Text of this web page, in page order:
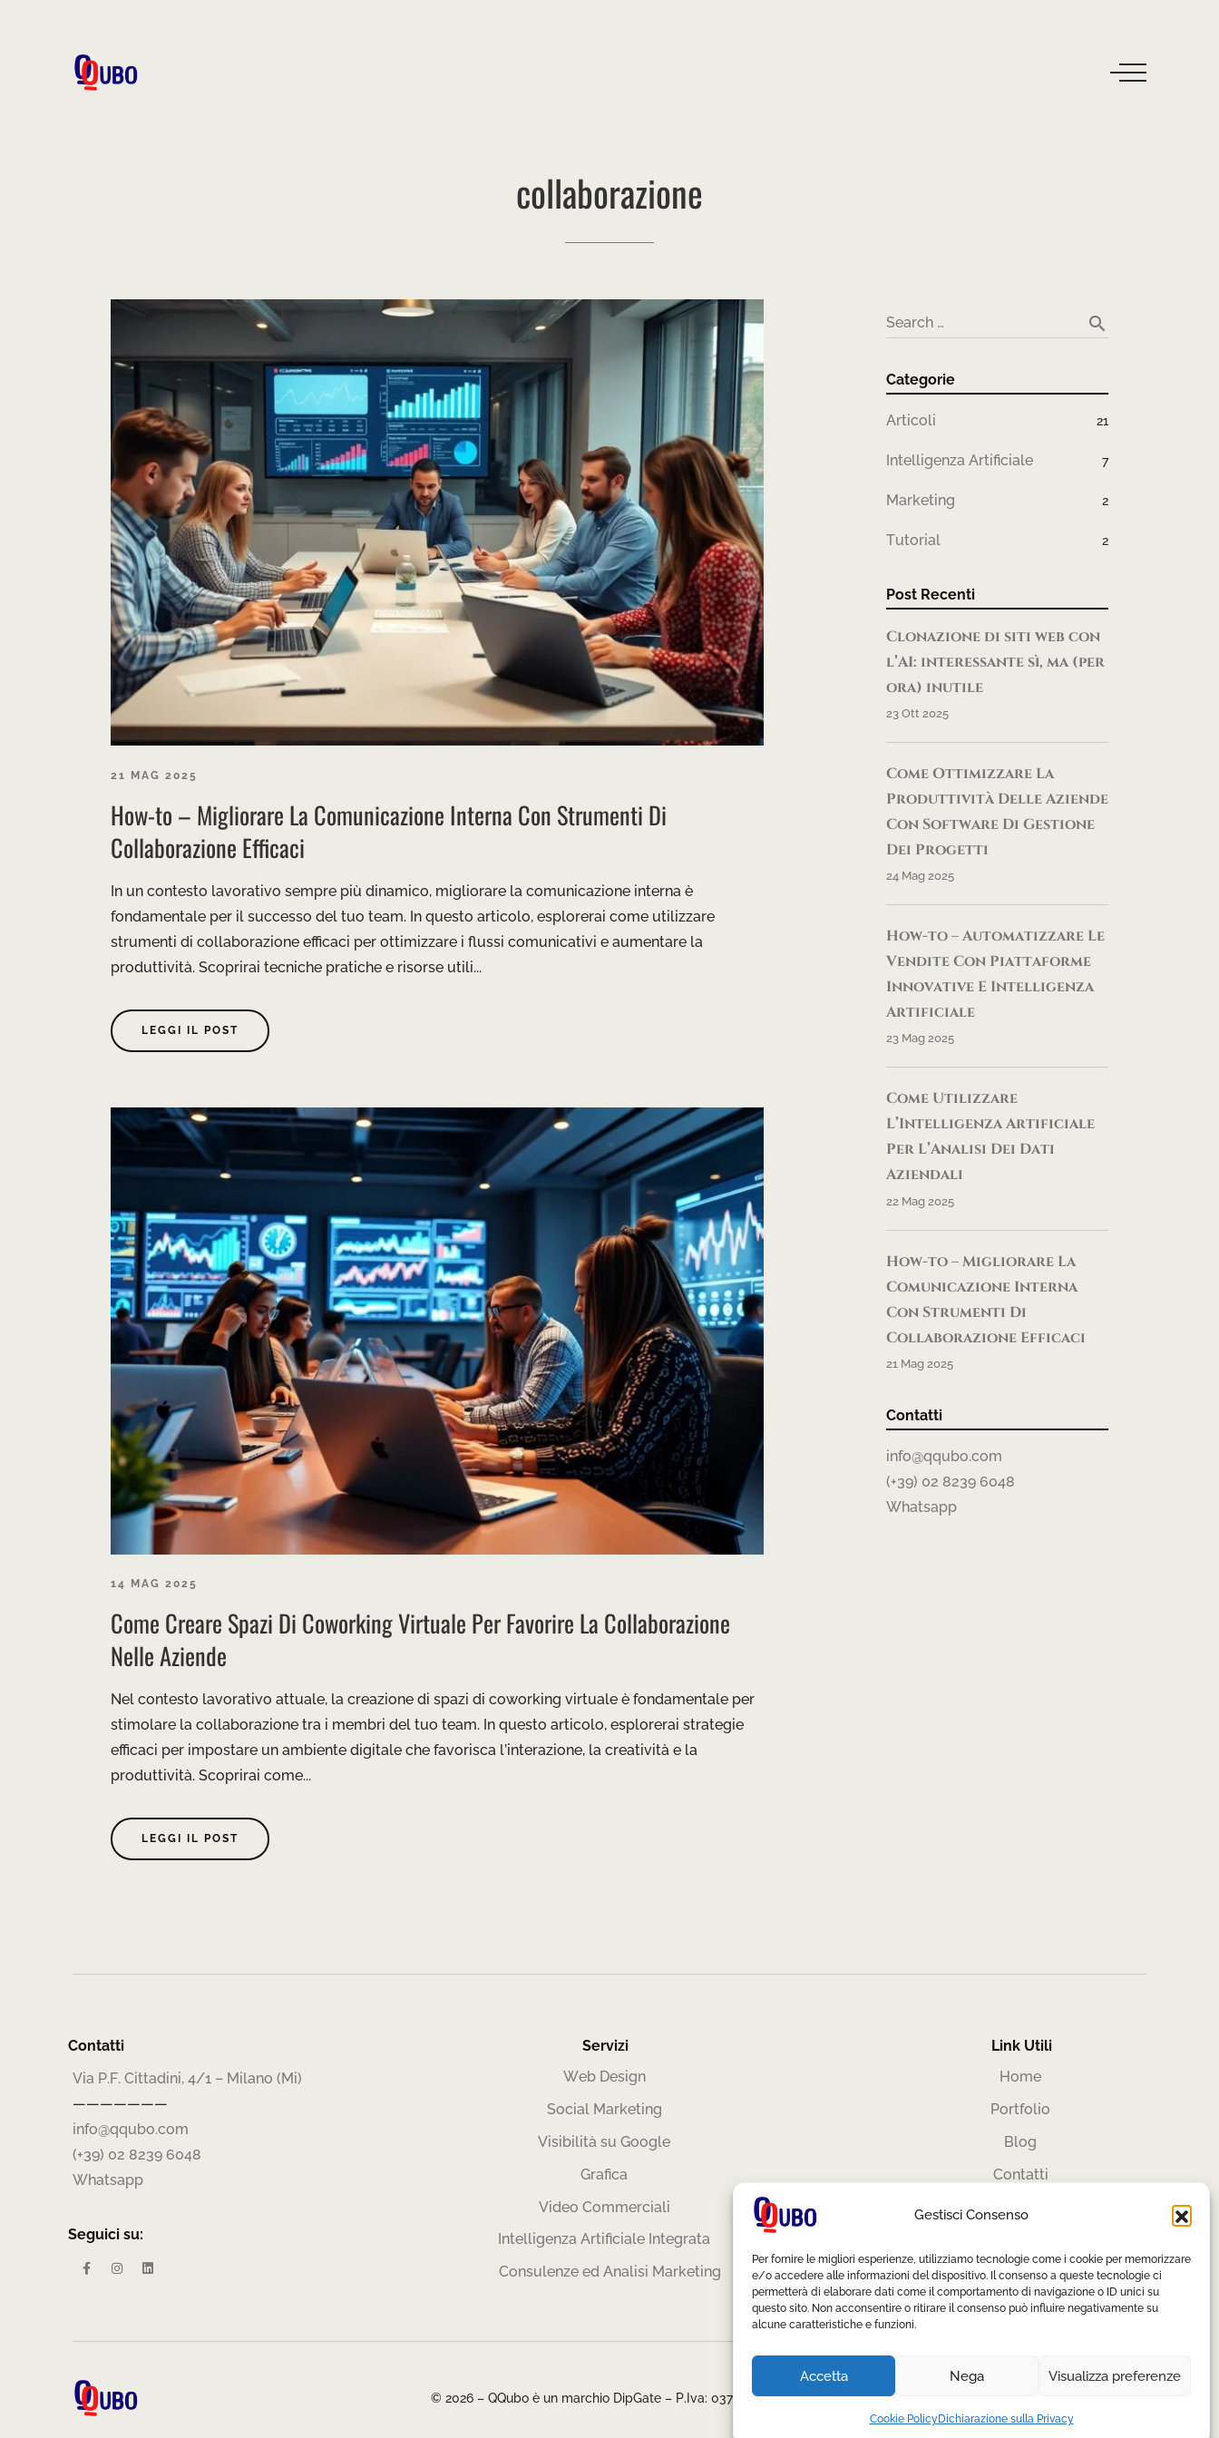
Gestisci Consenso
Per fornire le migliori esperienze, utilizziamo tecnologie come i cookie per memorizzare
e/o accedere alle informazioni del dispositivo. Il consenso a queste tecnologie ci
permetterà di elaborare dati come il comportamento di navigazione o ID unici su
questo sito. Non acconsentire o ritirare il consenso può influire negativamente su
alcune caratteristiche e funzioni.
Accetta Nega Visualizza preferenze
Cookie PolicyDichiarazione sulla Privacy
collaborazione
21 MAG 2025
How-to – Migliorare La Comunicazione Interna Con Strumenti Di
Collaborazione Efficaci
In un contesto lavorativo sempre più dinamico, migliorare la comunicazione interna è
fondamentale per il successo del tuo team. In questo articolo, esplorerai come utilizzare
strumenti di collaborazione efficaci per ottimizzare i flussi comunicativi e aumentare la
produttività. Scoprirai tecniche pratiche e risorse utili...
LEGGI IL POST
14 MAG 2025
Come Creare Spazi Di Coworking Virtuale Per Favorire La Collaborazione
Nelle Aziende
Nel contesto lavorativo attuale, la creazione di spazi di coworking virtuale è fondamentale per
stimolare la collaborazione tra i membri del tuo team. In questo articolo, esplorerai strategie
efficaci per impostare un ambiente digitale che favorisca l’interazione, la creatività e la
produttività. Scoprirai come...
LEGGI IL POST
Search … search
Categorie
Articoli 21
Intelligenza Artificiale 7
Marketing 2
Tutorial 2
Post Recenti
Clonazione di siti web con
l’AI: interessante sì, ma (per
ora) inutile
23 Ott 2025
Come Ottimizzare La
Produttività Delle Aziende
Con Software Di Gestione
Dei Progetti
24 Mag 2025
How-to – Automatizzare Le
Vendite Con Piattaforme
Innovative E Intelligenza
Artificiale
23 Mag 2025
Come Utilizzare
L’Intelligenza Artificiale
Per L’Analisi Dei Dati
Aziendali
22 Mag 2025
How-to – Migliorare La
Comunicazione Interna
Con Strumenti Di
Collaborazione Efficaci
21 Mag 2025
Contatti
info@qqubo.com
(+39) 02 8239 6048
Whatsapp
Contatti
Via P.F. Cittadini, 4/1 – Milano (Mi)
———————
info@qqubo.com
(+39) 02 8239 6048
Whatsapp
Seguici su:
Servizi
Web Design
Social Marketing
Visibilità su Google
Grafica
Video Commerciali
Intelligenza Artificiale Integrata
Consulenze ed Analisi Marketing
Link Utili
Home
Portfolio
Blog
Contatti
Cookie Policy
© 2026 – QQubo è un marchio DipGate – P.Iva: 03766070126